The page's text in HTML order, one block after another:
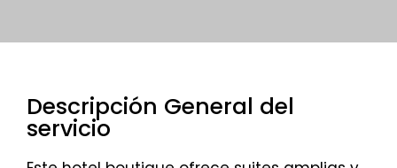
Descripción General del
servicio